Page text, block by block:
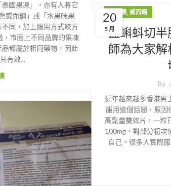
國果凍」，亦有人將它
威而鋼」或「水果味果
同，加上服用方式較方
市面上不同品牌的果凍
都屬於相同藥物，因此
有效...
20
5 月
壯陽藥, 威而鋼
藍蝌蚪切
師為大家
By
近年越來越多香港男
服用這個話題，原因
高劑量雙效片，一粒
100mg，對部分初次
自己。很多人實際